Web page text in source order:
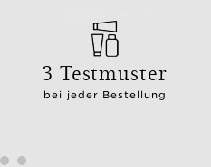
3 Testmuster
bei jeder Bestellung